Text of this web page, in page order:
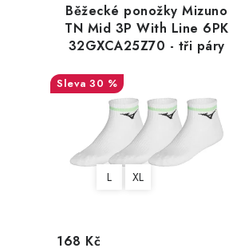
Běžecké ponožky Mizuno
TN Mid 3P With Line 6PK
32GXCA25Z70 - tři páry
30 %
L XL
168 Kč